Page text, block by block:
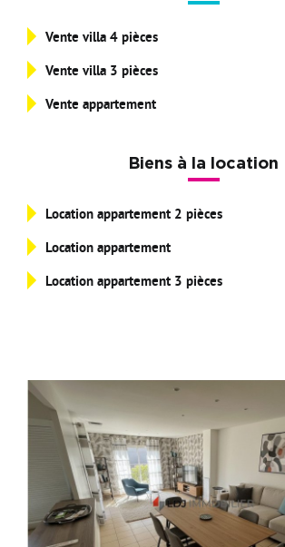
Vente villa 4 pièces
Vente villa 3 pièces
Vente appartement
Biens à la location
Location appartement 2 pièces
Location appartement
Location appartement 3 pièces